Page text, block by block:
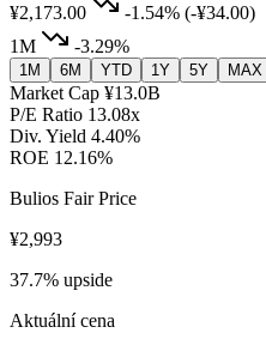
¥2,173.00 -1.54% (-¥34.00)
1M
-3.29%
1M 6M YTD 1Y 5Y MAX
Market Cap ¥13.0B
P/E Ratio 13.08x
Div. Yield 4.40%
ROE 12.16%
Bulios Fair Price
¥2,993
37.7% upside
Aktuální cena